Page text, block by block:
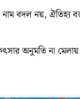
নাম বদল নয়, ঐতিহ্য
অনুমতি না মেলায়